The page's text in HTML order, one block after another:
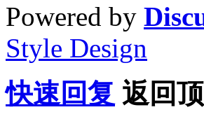
Powered by
Style Design
快速回复 返回